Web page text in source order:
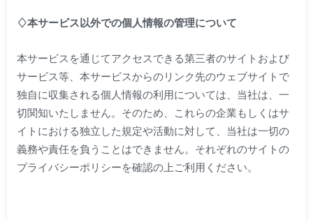
♢本サービス以外での個人情報の管理について
本サービスを通じてアクセスできる第三者のサイトおよび
サービス等、本サービスからのリンク先のウェブサイトで
独自に収集される個人情報の利用については、当社は、一
切関知いたしません。そのため、これらの企業もしくはサ
イトにおける独立した規定や活動に対して、当社は一切の
義務や責任を負うことはできません。それぞれのサイトの
プライバシーポリシーを確認の上ご利用ください。